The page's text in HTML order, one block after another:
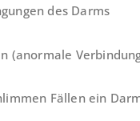
des Darms
(anormale
Fällen ein